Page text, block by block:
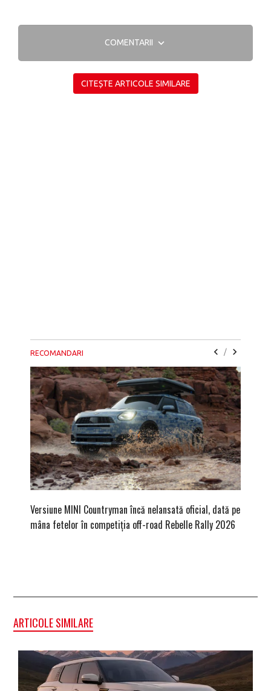
COMENTARII
CITEȘTE ARTICOLE SIMILARE
RECOMANDARI /
Versiune MINI Countryman încă nelansată oficial, dată pe
mâna fetelor în competiția off-road Rebelle Rally 2026
ARTICOLE SIMILARE